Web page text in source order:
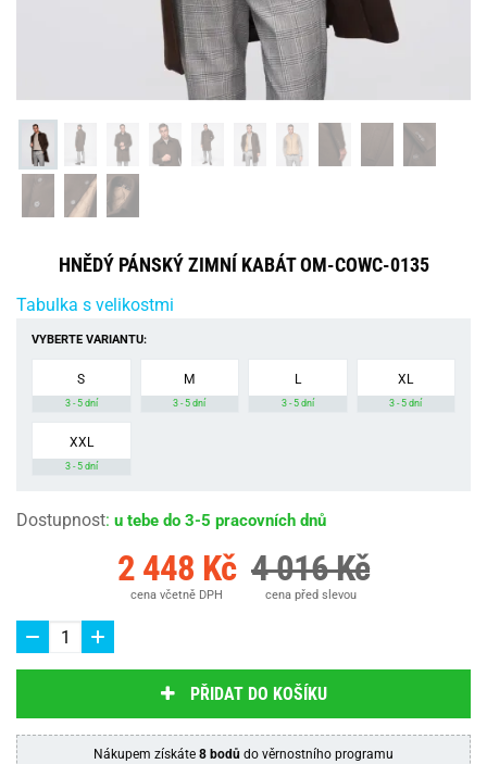
HNĚDÝ PÁNSKÝ ZIMNÍ KABÁT OM-COWC-0135
Tabulka s velikostmi
VYBERTE VARIANTU:
S
3 - 5 dní
M
3 - 5 dní
L
3 - 5 dní
XL
3 - 5 dní
XXL
3 - 5 dní
Dostupnost: u tebe do 3-5 pracovních dnů
2 448 Kč
cena včetně DPH
4 016 Kč
cena před slevou
PŘIDAT DO KOŠÍKU
Nákupem získáte 8 bodů do věrnostního programu